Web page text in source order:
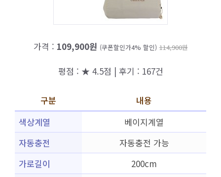
가격 : 109,900원 (쿠폰할인가4% 할인) 114,900원
평점 : ★ 4.5점 | 후기 : 167건
구분
내용
색상계열
베이지계열
자동충전
자동충전 가능
가로길이
200cm